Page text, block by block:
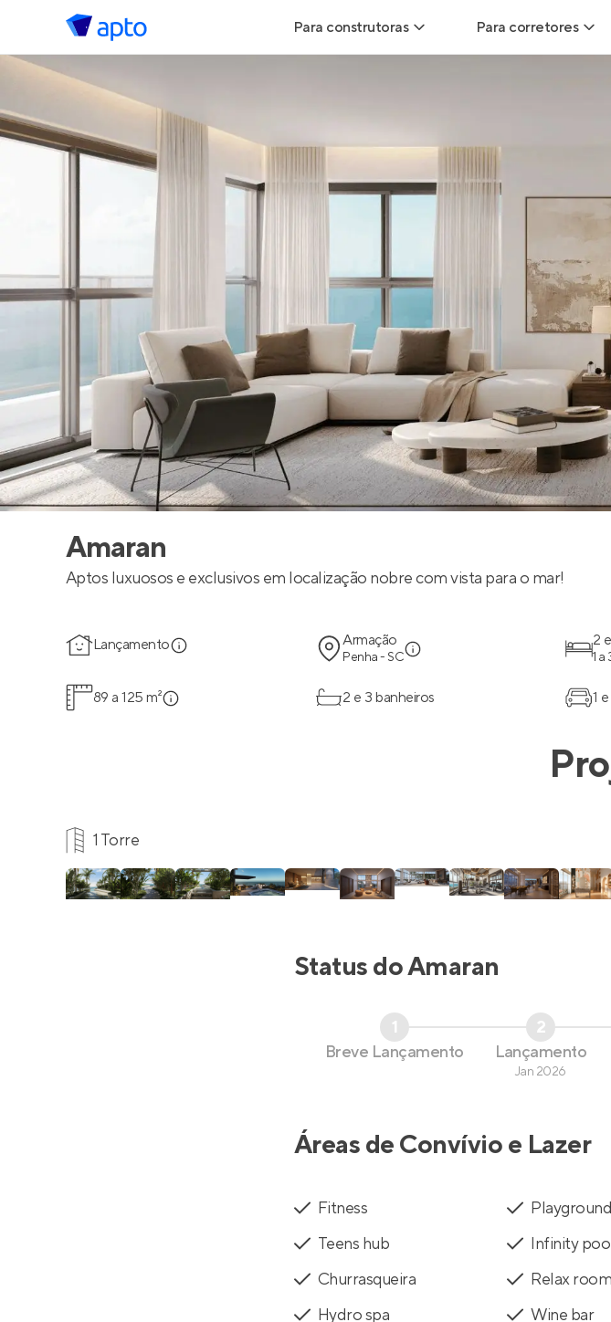
Para construtoras
Geração de Vendas
Parcerias Imobiliárias
Anunciar Imóveis
Para corretores
Parcerias
Perfil Verificado
Anunciar imóveis
Amaran
Aptos luxuosos e exclusivos em localização nobre com vista para o mar!
Lançamento Armação
Penha - SC
2
1 a
89 a 125 m² 2 e 3 banheiros 1
1 Torre
Status doAmaran
1
Breve Lançamento
2
Lançamento
Jan 2026
Áreas de Convívio e Lazer
Fitness Playground
Teens hub
Infinity
Churrasqueira
Relax room
Hydro spa
Wine bar